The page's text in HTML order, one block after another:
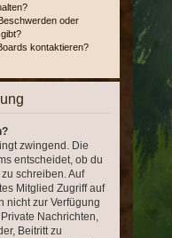
oder
kontaktieren?
zwingend. Die
entscheidet, ob du
schreiben. Auf
Mitglied Zugriff auf
nicht zur Verfügung
Nachrichten,
Beitritt zu